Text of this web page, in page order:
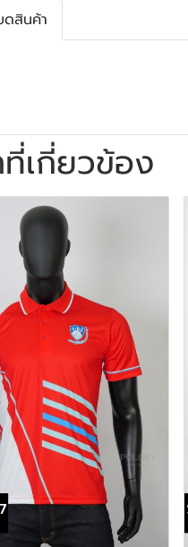
ดสินค้า
เกี่ยวข้อง